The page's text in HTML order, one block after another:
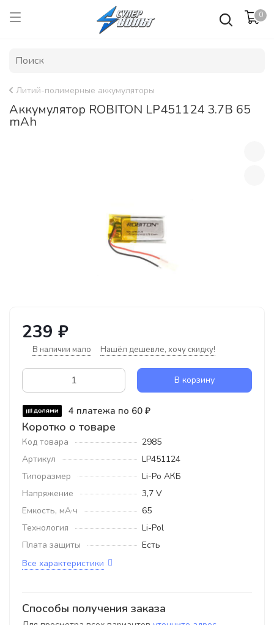
0
Литий-полимерные аккумуляторы
Аккумулятор ROBITON LP451124 3.7В 65
mAh
239 ₽
В наличии мало Нашёл дешевле, хочу скидку!
В корзину
4 платежа по 60 ₽
Коротко о товаре
Код товара
2985
Артикул
LP451124
Типоразмер
Li-Po АКБ
Напряжение
3,7 V
Емкость, мА·ч
65
Технология
Li-Pol
Плата защиты
Есть
Все характеристики
Способы получения заказа